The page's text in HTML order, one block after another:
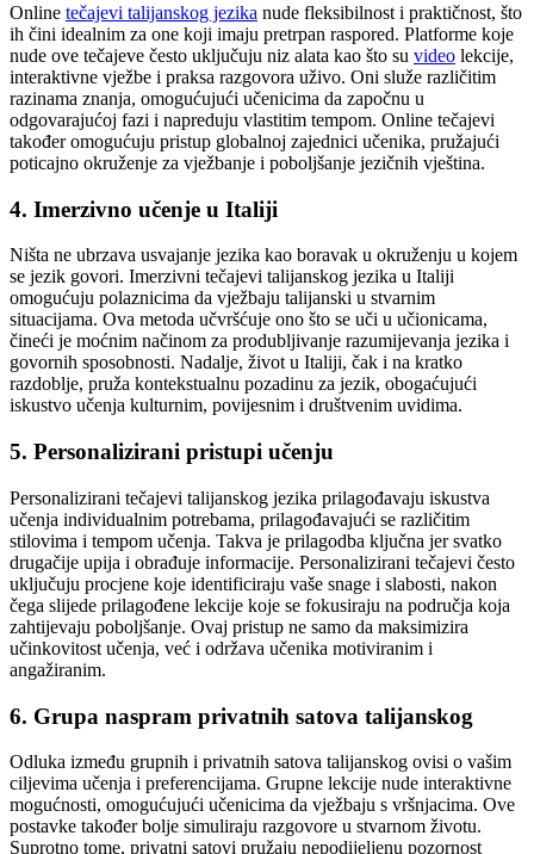
Online tečajevi talijanskog jezika nude fleksibilnost i praktičnost, što
ih čini idealnim za one koji imaju pretrpan raspored. Platforme koje
nude ove tečajeve često uključuju niz alata kao što su video lekcije,
interaktivne vježbe i praksa razgovora uživo. Oni služe različitim
razinama znanja, omogućujući učenicima da započnu u
odgovarajućoj fazi i napreduju vlastitim tempom. Online tečajevi
također omogućuju pristup globalnoj zajednici učenika, pružajući
poticajno okruženje za vježbanje i poboljšanje jezičnih vještina.
4. Imerzivno učenje u Italiji
Ništa ne ubrzava usvajanje jezika kao boravak u okruženju u kojem
se jezik govori. Imerzivni tečajevi talijanskog jezika u Italiji
omogućuju polaznicima da vježbaju talijanski u stvarnim
situacijama. Ova metoda učvršćuje ono što se uči u učionicama,
čineći je moćnim načinom za produbljivanje razumijevanja jezika i
govornih sposobnosti. Nadalje, život u Italiji, čak i na kratko
razdoblje, pruža kontekstualnu pozadinu za jezik, obogaćujući
iskustvo učenja kulturnim, povijesnim i društvenim uvidima.
5. Personalizirani pristupi učenju
Personalizirani tečajevi talijanskog jezika prilagođavaju iskustva
učenja individualnim potrebama, prilagođavajući se različitim
stilovima i tempom učenja. Takva je prilagodba ključna jer svatko
drugačije upija i obrađuje informacije. Personalizirani tečajevi često
uključuju procjene koje identificiraju vaše snage i slabosti, nakon
čega slijede prilagođene lekcije koje se fokusiraju na područja koja
zahtijevaju poboljšanje. Ovaj pristup ne samo da maksimizira
učinkovitost učenja, već i održava učenika motiviranim i
angažiranim.
6. Grupa naspram privatnih satova talijanskog
Odluka između grupnih i privatnih satova talijanskog ovisi o vašim
ciljevima učenja i preferencijama. Grupne lekcije nude interaktivne
mogućnosti, omogućujući učenicima da vježbaju s vršnjacima. Ove
postavke također bolje simuliraju razgovore u stvarnom životu.
Suprotno tome, privatni satovi pružaju nepodijeljenu pozornost